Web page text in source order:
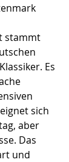
stammt
Es
sich
aber
Das
und